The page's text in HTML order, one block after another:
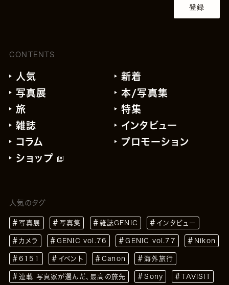
登録
CONTENTS
人気
新着
写真展
本/写真集
旅
特集
雑誌
インタビュー
コラム
プロモーション
ショップ
人気のタグ
写真展 写真集 雑誌GENIC インタビュー
カメラ GENIC vol.76 GENIC vol.77 Nikon
6151 イベント Canon 海外旅行
連載 写真家が選んだ、最高の旅先 Sony TAVISIT